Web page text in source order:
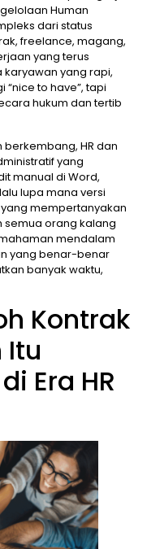
Human
dari status
freelance, magang,
yang terus
yang rapi,
“nice to have”, tapi
hukum dan tertib
HR dan
yang
manual di Word,
lupa mana versi
mempertanyakan
semua orang kalang
mendalam
yang benar-benar
banyak waktu,
Kontrak
Itu
Era HR